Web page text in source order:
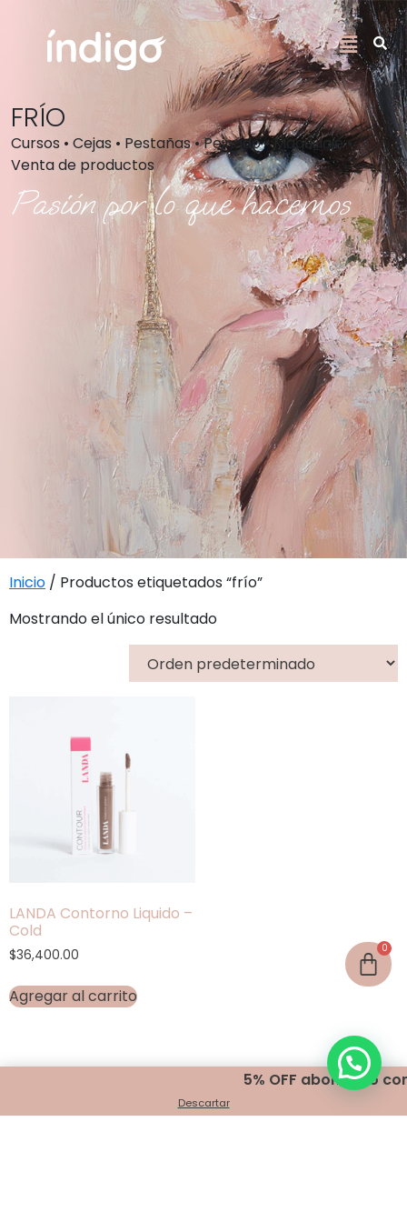
5% OFF abonando
Descartar
FRÍO
Cursos • Cejas • Pestañas • Peinado • Maquillaje •
Venta de productos
Pasión por lo que hacemos
Inicio / Productos etiquetados “frío”
Mostrando el único resultado
LANDA Contorno Liquido –
Cold
$36,400.00
Agregar al carrito
Encontranos en